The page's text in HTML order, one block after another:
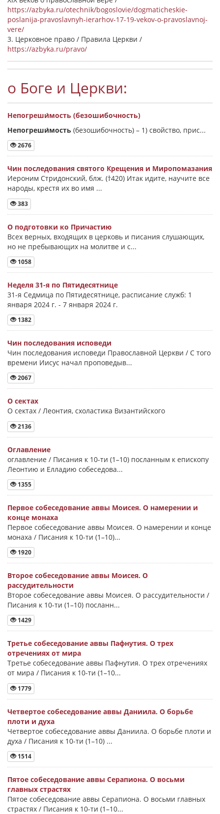
https://azbyka.ru/otechnik/bogoslovie/dogmaticheskie-
poslanija-pravoslavnyh-ierarhov-17-19-vekov-o-pravoslavnoj-
vere/
3. Церковное право / Правила Церкви /
https://azbyka.ru/pravo/
о Боге и Церкви:
Непогреши́мость (безошибочность)
Непогреши́мость (безошибочность) – 1) свойство, прис...
2676
Чин последования святого Крещения и Миропомазания
Иероним Стридонский, блж. (†420) Итак идите, научите все
народы, крестя их во имя ...
383
О подготовки ко Причастию
Всех верных, входящих в церковь и писания слушающих,
но не пребывающих на молитве и с...
1058
Неделя 31-я по Пятидесятнице
31-я Седмица по Пятидесятнице, расписание служб: 1
января 2024 г. - 7 января 2024 г.
1382
Чин последования исповеди
Чин последования исповеди Православной Церкви / С того
времени Иисус начал проповедыв...
2067
О сектах
О сектах / Леонтия, схоластика Византийского
2136
Оглавление
оглавление / Писания к 10-ти (1–10) посланным к епископу
Леонтию и Елладию собеседова...
1355
Первое собеседование аввы Моисея. О намерении и
конце монаха
Первое собеседование аввы Моисея. О намерении и конце
монаха / Писания к 10-ти (1–10)...
1920
Второе собеседование аввы Моисея. О
рассудительности
Второе собеседование аввы Моисея. О рассудительности /
Писания к 10-ти (1–10) посланн...
1429
Третье собеседование аввы Пафнутия. О трех
отречениях от мира
Третье собеседование аввы Пафнутия. О трех отречениях
от мира / Писания к 10-ти (1–10...
1779
Четвертое собеседование аввы Даниила. О борьбе
плоти и духа
Четвертое собеседование аввы Даниила. О борьбе плоти и
духа / Писания к 10-ти (1–10) ...
1514
Пятое собеседование аввы Серапиона. О восьми
главных страстях
Пятое собеседование аввы Серапиона. О восьми главных
страстях / Писания к 10-ти (1–10...